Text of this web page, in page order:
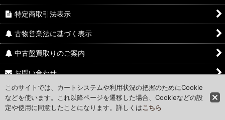
特定商取引法表示
古物営業法に基づく表示
中古盤買取りのご案内
お問い合わせ
Access Map
このサイトでは、カートシステムや利用状況の把握のためにCookie
などを使います。これ以降ページを遷移した場合、Cookieなどの設
定や使用に同意したことになります。詳しくはこちら